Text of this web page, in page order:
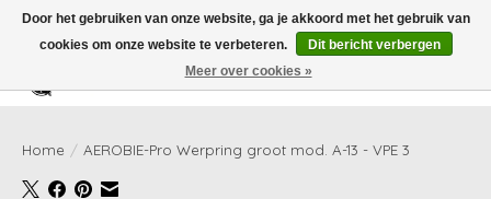
Verlanglijst
Home / AEROBIE-Pro Werpring groot mod. A-13 - VPE 3
Door het gebruiken van onze website, ga je akkoord met het gebruik van
cookies om onze website te verbeteren.
Dit bericht verbergen
Meer over cookies »